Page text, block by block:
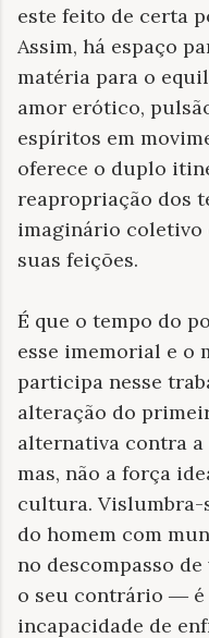
este feito de certa
Assim, há espaço
matéria para o
amor erótico,
espíritos em
oferece o duplo
reapropriação dos
imaginário coletivo
suas feições.
É que o tempo do
esse imemorial e o
participa nesse
alteração do
alternativa contra a
mas, não a força
cultura. Vislumbra-
do homem com
no descompasso
o seu contrário ―
incapacidade de